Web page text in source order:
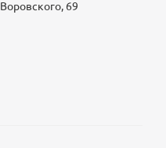
Воровского, 69